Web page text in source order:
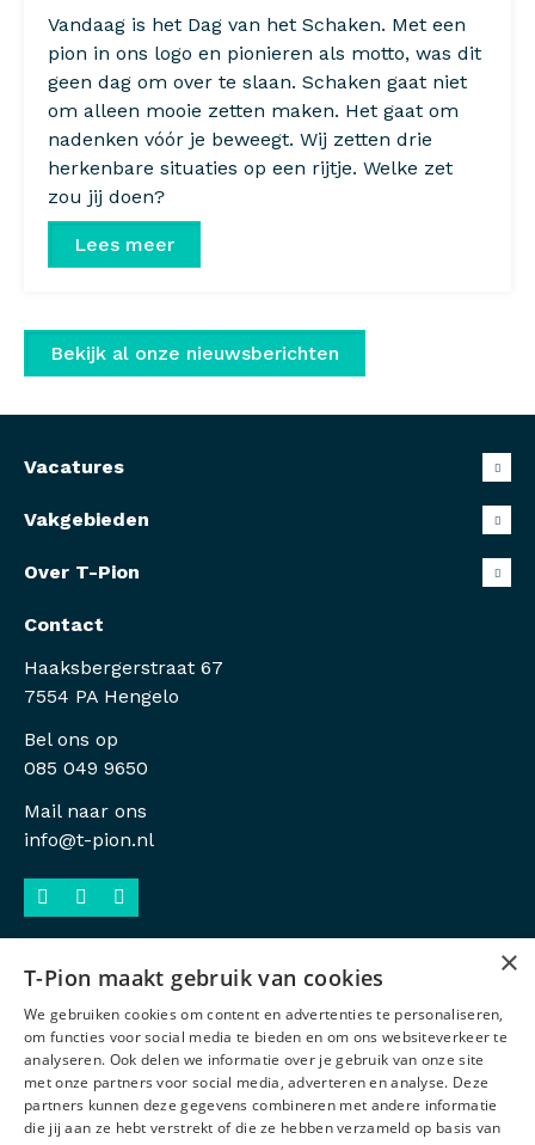
Vandaag is het Dag van het Schaken. Met een
pion in ons logo en pionieren als motto, was dit
geen dag om over te slaan. Schaken gaat niet
om alleen mooie zetten maken. Het gaat om
nadenken vóór je beweegt. Wij zetten drie
herkenbare situaties op een rijtje. Welke zet
zou jij doen?
Lees meer
Bekijk al onze nieuwsberichten
Vacatures
Vakgebieden
Over T-Pion
Contact
Haaksbergerstraat 67
7554 PA Hengelo
Bel ons op
085 049 9650
Mail naar ons
info@t-pion.nl
Sitemap
Privacy
Antidiscriminatiebeleid
Voorwaarden
×
T-Pion maakt gebruik van cookies
We gebruiken cookies om content en advertenties te personaliseren,
om functies voor social media te bieden en om ons websiteverkeer te
analyseren. Ook delen we informatie over je gebruik van onze site
met onze partners voor social media, adverteren en analyse. Deze
partners kunnen deze gegevens combineren met andere informatie
die jij aan ze hebt verstrekt of die ze hebben verzameld op basis van